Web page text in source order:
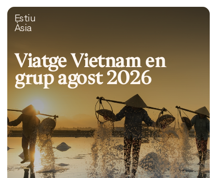
Estiu
Àsia
Viatge Vietnam en
grup agost 2026